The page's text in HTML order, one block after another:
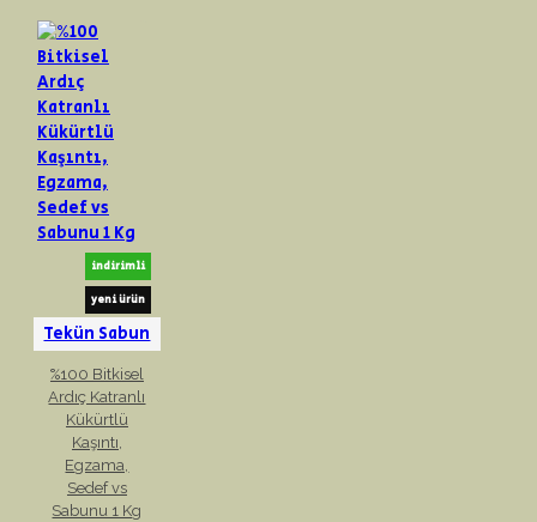
indirimli
yeni ürün
Tekün Sabun
%100 Bitkisel
Ardıç Katranlı
Kükürtlü
Kaşıntı,
Egzama,
Sedef vs
Sabunu 1 Kg